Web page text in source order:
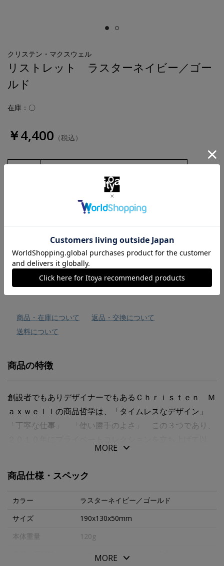
クリステン・マクスウェル
リストレット ラスターネイビー／ゴー
ルド
在庫：〇
￥4,400 （税込）
お気に入りに追加
商品・在庫について
返品・交換について
送料について
商品の特徴
創設者でもありデザイナーでもあるＣｈｒｉｓｔｅｎ Ｍ
ａｘｗｅｌｌの商品哲学は、「タイムレスなデザイン」
「丁寧な仕事」 「使い勝手のよさ」 この３つであり、
来、その信念に基づき商品作りを行っております。 製品
独自のラスターリネンと、メタリックカラーのポリブレン
ドフェイクレザーを使ったポーチです。
裏地は防水ポリエステル１００％の為、雨等で中身が濡れ
る事も、逆に中から漏れた液体が外に染み出る事も起こり
MORE
商品仕様・スペック
カラー
ラスターネイビー／ゴールド
サイズ
190x130x50mm
本体重量
120g
リネン＋ポリエステル＋合皮
MORE